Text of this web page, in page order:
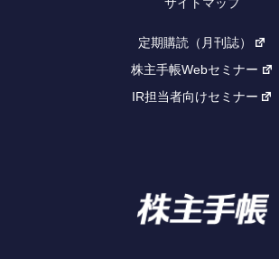
定期購読（月刊誌）
株主手帳Webセミナー
IR担当者向けセミナー